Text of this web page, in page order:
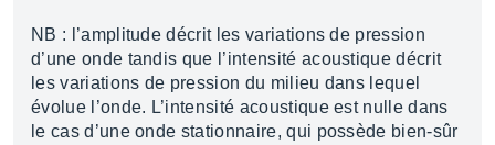
NB : l’amplitude décrit les variations de pression
d’une onde tandis que l’intensité acoustique décrit
les variations de pression du milieu dans lequel
évolue l’onde. L’intensité acoustique est nulle dans
le cas d’une onde stationnaire, qui possède bien-sûr